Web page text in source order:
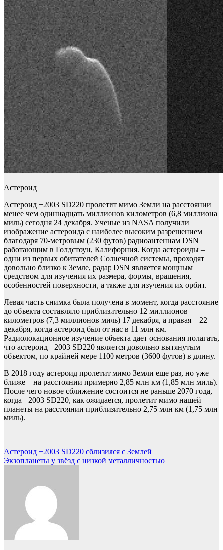
Астероид
Астероид +2003 SD220 пролетит мимо Земли на расстоянии
менее чем одиннадцать миллионов километров (6,8 миллиона
миль) сегодня 24 декабря. Ученые из NASA получили
изображение астероида с наиболее высоким разрешением
благодаря 70-метровым (230 футов) радиоантеннам DSN
работающим в Голдстоун, Калифорния. Когда астероиды –
одни из первых обитателей Солнечной системы, проходят
довольно близко к Земле, радар DSN является мощным
средством для изучения их размера, формы, вращения,
особенностей поверхности, а также для изучения их орбит.
Левая часть снимка была получена в момент, когда расстояние
до объекта составляло приблизительно 12 миллионов
километров (7,3 миллионов миль) 17 декабря, а правая – 22
декабря, когда астероид был от нас в 11 млн км.
Радиолокационное изучение объекта дает основания полагать,
что астероид +2003 SD220 является довольно вытянутым
объектом, по крайней мере 1100 метров (3600 футов) в длину.
В 2018 году астероид пролетит мимо Земли еще раз, но уже
ближе – на расстоянии примерно 2,85 млн км (1,85 млн миль).
После чего новое сближение состоится не раньше 2070 года,
когда +2003 SD220, как ожидается, пролетит мимо нашей
планеты на расстоянии приблизительно 2,75 млн км (1,75 млн
миль).
Навигация
по
Астероид +2003 SD220 сблизился с Землей
Экзопланеты у звёзд с низкой металличностью